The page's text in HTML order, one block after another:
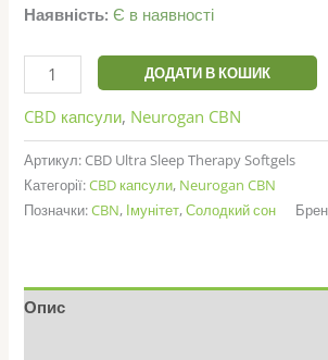
Наявність: Є в наявності
Neurogan
капсули
для
сну
CBD+CBN
(60
шт)
ДОДАТИ В КОШИК
CBD капсули, Neurogan CBN
Артикул: CBD Ultra Sleep Therapy Softgels
Категорії:CBD капсули, Neurogan CBN
Позначки:CBN, Імунітет,Солодкий сон
Опис